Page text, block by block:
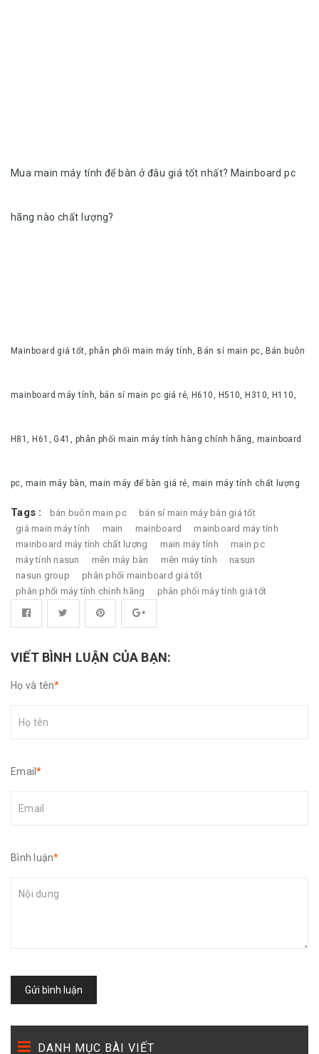
Mua main máy tính để bàn ở đâu giá tốt nhất? Mainboard pc
hãng nào chất lượng?
Mainboard giá tốt, phân phối main máy tính, Bán sỉ main pc, Bán buôn
mainboard máy tính, bán sỉ main pc giá rẻ, H610, H510, H310, H110,
H81, H61, G41, phân phối main máy tính hàng chính hãng, mainboard
pc, main máy bàn, main máy để bàn giá rẻ, main máy tính chất lượng
Tags : bán buôn main pc
bán sỉ main máy bàn giá tốt
giá main máy tính
main mainboard
mainboard máy tính
mainboard máy tính chất lượng
main máy tính
main pc
máy tính nasun
mên máy bàn mên máy tính
nasun
nasun group
phân phối mainboard giá tốt
phân phối máy tính chính hãng
phân phối máy tính giá tốt
VIẾT BÌNH LUẬN CỦA BẠN:
Họ và tên*
Email*
Bình luận*
Gửi bình luận
DANH MỤC BÀI VIẾT